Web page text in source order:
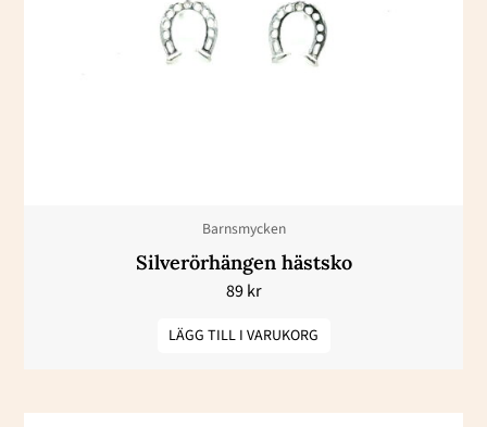
Barnsmycken
Silverörhängen hästsko
89kr
LÄGG TILL I VARUKORG